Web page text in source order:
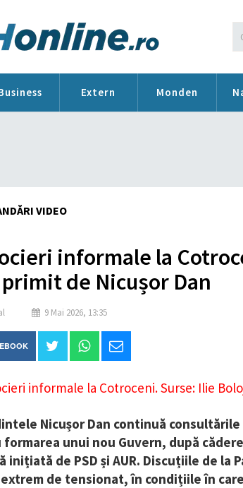
Extern Monden
VIDEO
informale la
de Nicușor Dan
9 Mai 2026, 13:35
Nicușor Dan continuă
unui nou Guvern, după
inițiată de PSD și AUR. Discuțiile de
de tensionat, în condițiile în